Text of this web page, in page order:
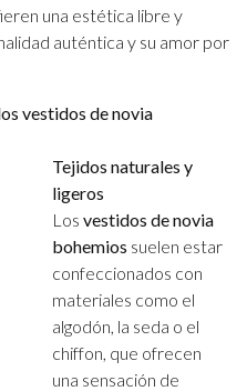
una estética libre y
auténtica y su amor por
vestidos de novia
Tejidos naturales y
ligeros
Los vestidos de novia
bohemios suelen estar
confeccionados con
materiales como el
algodón, la seda o el
chiffon, que ofrecen
una sensación de